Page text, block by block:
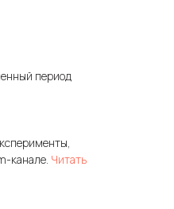
период
канале. Читать